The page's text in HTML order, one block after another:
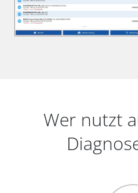
Wer nutzt